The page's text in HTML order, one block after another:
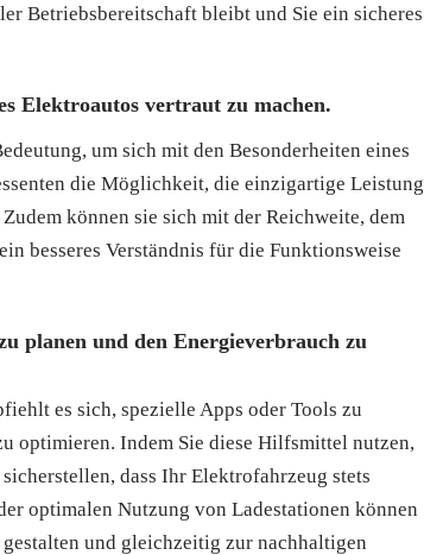
Betriebsbereitschaft bleibt und Sie ein sicheres
Elektroautos vertraut zu machen.
um sich mit den Besonderheiten eines
die Möglichkeit, die einzigartige Leistung
können sie sich mit der Reichweite, dem
besseres Verständnis für die Funktionsweise
planen und den Energieverbrauch zu
es sich, spezielle Apps oder Tools zu
optimieren. Indem Sie diese Hilfsmittel nutzen,
dass Ihr Elektrofahrzeug stets
optimalen Nutzung von Ladestationen können
und gleichzeitig zur nachhaltigen